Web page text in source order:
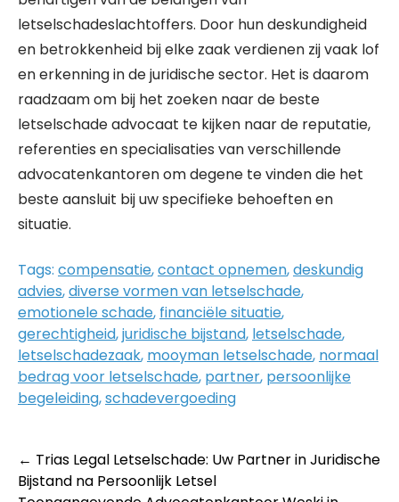
letselschadeslachtoffers. Door hun deskundigheid
en betrokkenheid bij elke zaak verdienen zij vaak lof
en erkenning in de juridische sector. Het is daarom
raadzaam om bij het zoeken naar de beste
letselschade advocaat te kijken naar de reputatie,
referenties en specialisaties van verschillende
advocatenkantoren om degene te vinden die het
beste aansluit bij uw specifieke behoeften en
situatie.
Tags: compensatie,contact opnemen,deskundig
advies,diverse vormen van letselschade,
emotionele schade, financiële situatie,
gerechtigheid,juridische bijstand, letselschade,
letselschadezaak, mooyman letselschade, normaal
bedrag voor letselschade, partner, persoonlijke
begeleiding,schadevergoeding
Post
navigation
← Trias Legal Letselschade: Uw Partner in Juridische
Bijstand na Persoonlijk Letsel